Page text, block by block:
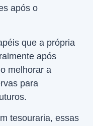
após o
que a própria
após
melhorar a
para
tesouraria, essas